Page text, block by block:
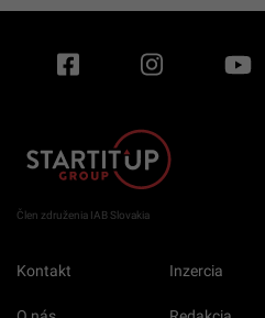
Člen združenia IAB Slovakia
Kontakt Inzercia